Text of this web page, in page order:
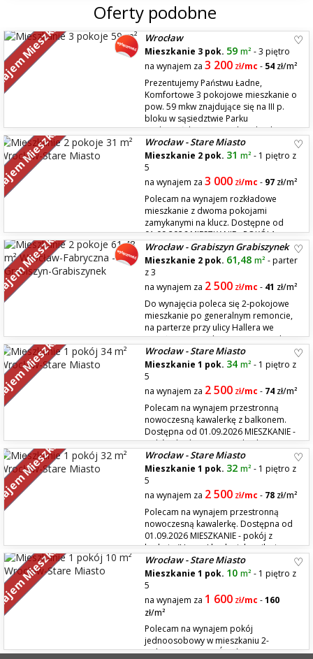
Oferty podobne
Mieszkań Wrocław
Mieszkanie 3 pok. 59m² - 3 piętro
na wynajem za3 200 zł/mc - 54 zł/m²
Prezentujemy Państwu Ładne,
Komfortowe 3 pokojowe mieszkanie o
pow. 59 mkw znajdujące się na III p.
bloku w sąsiedztwie Parku
Grabiszyńskiego przy ul. Stolarskiej.
Mieszkanie składa się z obszernego przedpokoju z dużą wnękową szafą,
salonu z wyjściem na balkon połączonego z aneksem kuchennym,
sypial...
Mieszkań Wrocław - Stare Miasto
Mieszkanie 2 pok. 31m² - 1 piętro z
5
na wynajem za3 000 zł/mc - 97 zł/m²
Polecam na wynajem rozkładowe
mieszkanie z dwoma pokojami
zamykanymi na klucz. Dostępne od
01.09.2026 MIESZKANIE - POKÓJ 1:
około 8-9 m2 Wyposażony w rozkładaną sofę, szafę, biurko, krzesło,
wiszące szafki - POKÓJ 2: około 8-9 m2 Wyposażony w rozkładaną sofę,
szafę, biurko, krzesło, wiszące szafk...
Mieszkań Wrocław - Grabiszyn Grabiszynek
Mieszkanie 2 pok. 61,48m² - parter
z 3
na wynajem za 2 500 zł/mc - 41 zł/m²
Do wynajęcia poleca się 2-pokojowe
mieszkanie po generalnym remoncie,
na parterze przy ulicy Hallera we
Wrocławiu. Mieszkanie o powierzchni
61,48 m² po remoncie w roku 2020, zlokalizowane w doskonałym
miejscu. Dla 1 lub 2 studentek/studentów. UKŁAD POMIESZCZEŃ: Salon
ok. 22 m² Kuchnia ok. 16,8 m...
Mieszkań Wrocław - Stare Miasto
Mieszkanie 1 pok. 34m² - 1 piętro z
5
na wynajem za 2 500 zł/mc - 74 zł/m²
Polecam na wynajem przestronną
nowoczesną kawalerkę z balkonem.
Dostępna od 01.09.2026 MIESZKANIE -
pokój z kuchnią (Uwaga! brak
piekarnika i zmywarki do naczyń) - balkon - łazienka - wspólny hall z
dodatkową szafą, odkurzaczem i mopem do wspólnego użytku dla tego
mieszkania i 2 innych mieszkań LO...
Mieszkań Wrocław - Stare Miasto
Mieszkanie 1 pok. 32m² - 1 piętro z
5
na wynajem za 2 500 zł/mc - 78 zł/m²
Polecam na wynajem przestronną
nowoczesną kawalerkę. Dostępna od
01.09.2026 MIESZKANIE - pokój z
kuchnią (Uwaga! brak piekarnika i
zmywarki do naczyń) - łazienka - wspólny hall z dodatkową szafą,
odkurzaczem i mopem do wspólnego użytku dla tego mieszkania i 2
innych mieszkań LOKALIZACJA - Ul. Tęcz...
Mieszkań Wrocław - Stare Miasto
Mieszkanie 1 pok. 10m² - 1 piętro z
5
na wynajem za 1 600 zł/mc -160
zł/m²
Polecam na wynajem pokój
jednoosobowy w mieszkaniu 2-
pokojowym. - POKÓJ: około 8-9 m2